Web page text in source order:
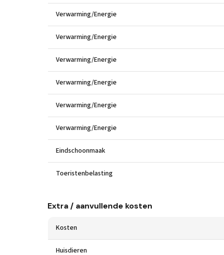
Verwarming/Energie
Verwarming/Energie
Verwarming/Energie
Verwarming/Energie
Verwarming/Energie
Verwarming/Energie
Eindschoonmaak
Toeristenbelasting
Extra / aanvullende kosten
Kosten
Huisdieren